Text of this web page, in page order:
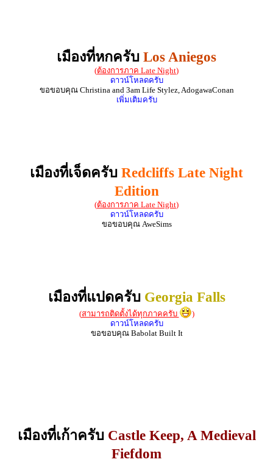
เมืองที่หกครับ Los Aniegos
(ต้องการภาค Late Night)
ดาวน์โหลดครับ
ขอขอบคุณ Christina and 3am Life Stylez, AdogawaConan
เพิ่มเติมครับ
เมืองที่เจ็ดครับ Redcliffs Late Night
Edition
(ต้องการภาค Late Night)
ดาวน์โหลดครับ
ขอขอบคุณ AweSims
เมืองที่แปดครับ Georgia Falls
(สามารถติดตั้งได้ทุกภาคครับ
)
ดาวน์โหลดครับ
ขอขอบคุณ Babolat Built It
เมืองที่เก้าครับ Castle Keep, A Medieval
Fiefdom